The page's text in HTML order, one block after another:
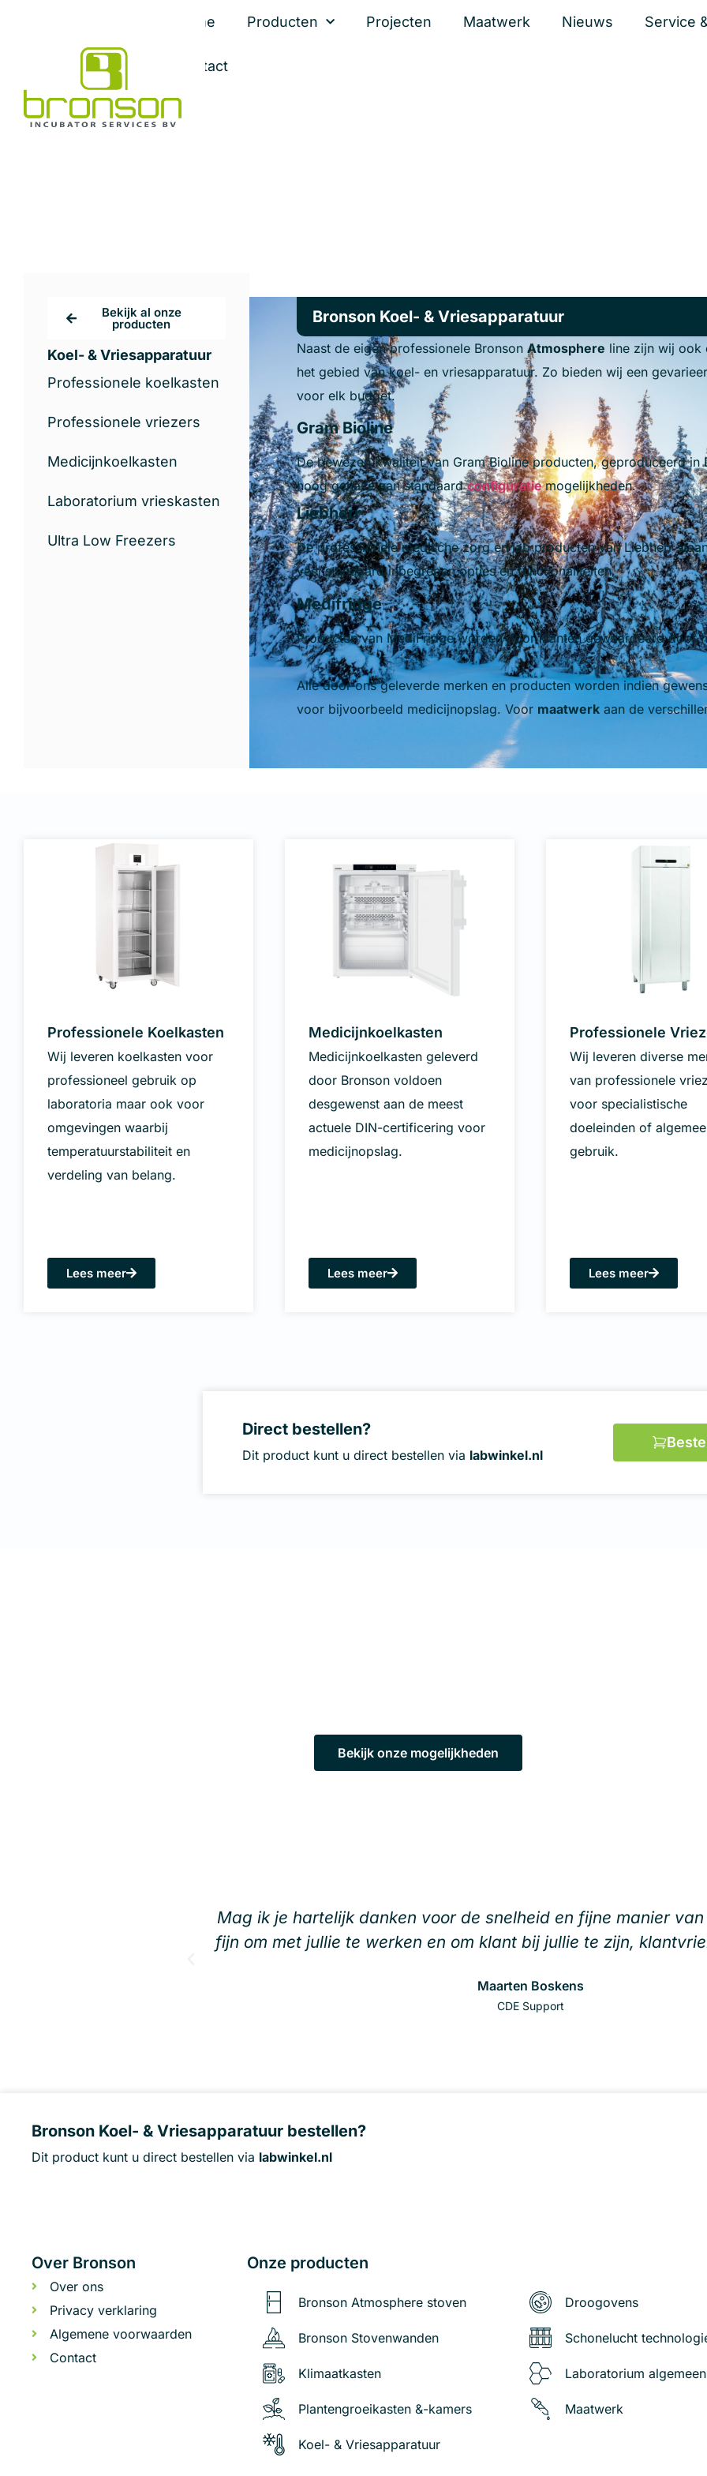
Home Producten Projecten Maatwerk Nieuws Service
Contact
Bekijk al onze
producten
Koel- & Vriesapparatuur
Professionele koelkasten
Professionele vriezers
Medicijnkoelkasten
Laboratorium vrieskasten
Ultra Low Freezers
Bronson Koel- & Vriesapparatuur
Naast de eigen professionele Bronson Atmosphere line zijn wij ook
het gebied van koel- en vriesapparatuur. Zo bieden wij een
voor elk budget.
Gram Bioline
De bewezen kwaliteit van Gram Bioline producten, geproduceerd in
hoog gehalte aan standaardconfiguratie mogelijkheden.
Liebherr
De professionele medische zorg en lab producten van Liebherr
veel standaard inbegrepen opties en functionaliteiten.
Medifridge
Producten van MediFridge worden door klanten gewaardeerd door
Alle door ons geleverde merken en producten worden indien
voor bijvoorbeeld medicijnopslag. Voor maatwerkaan de
Professionele Koelkasten
Wij leveren koelkasten voor
professioneel gebruik op
laboratoria maar ook voor
omgevingen waarbij
temperatuurstabiliteit en
verdeling van belang.
Lees meer
Medicijnkoelkasten
Medicijnkoelkasten geleverd
door Bronson voldoen
desgewenst aan de meest
actuele DIN-certificering voor
medicijnopslag.
Lees meer
Professionele
Wij leveren diverse
van professionele
voor specialistische
doeleinden of
gebruik.
Lees meer
Direct bestellen?
Dit product kunt u direct bestellen via labwinkel.nl
Bekijk onze mogelijkheden
Mag ik je hartelijk danken voor de snelheid en fijne manier
fijn om met jullie te werken en om klant bij jullie te zijn,
Maarten Boskens
CDE Support
Bronson Koel- & Vriesapparatuur bestellen?
Dit product kunt u direct bestellen via labwinkel.nl
Over Bronson
Over ons
Privacy verklaring
Algemene voorwaarden
Contact
Onze producten
Bronson Atmosphere stoven
Bronson Stovenwanden
Klimaatkasten
Plantengroeikasten &-kamers
Koel- & Vriesapparatuur
Droogovens
Schonelucht
Laboratorium algemeen
Maatwerk